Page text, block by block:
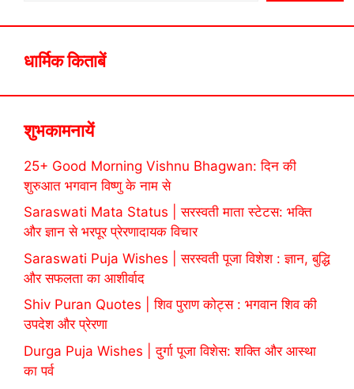
धार्मिक किताबें
शुभकामनायें
25+ Good Morning Vishnu Bhagwan: दिन की
शुरुआत भगवान विष्णु के नाम से
Saraswati Mata Status | सरस्वती माता स्टेटस: भक्ति
और ज्ञान से भरपूर प्रेरणादायक विचार
Saraswati Puja Wishes | सरस्वती पूजा विशेश : ज्ञान, बुद्धि
और सफलता का आशीर्वाद
Shiv Puran Quotes | शिव पुराण कोट्स : भगवान शिव की
उपदेश और प्रेरणा
Durga Puja Wishes | दुर्गा पूजा विशेस: शक्ति और आस्था
का पर्व